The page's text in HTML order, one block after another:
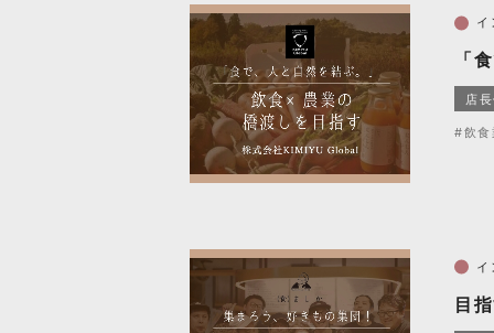
イ
「
店
#飲食
イ
目